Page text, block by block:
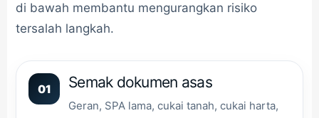
di bawah membantu mengurangkan risiko
tersalah langkah.
01 Semak dokumen asas
Geran, SPA lama, cukai tanah, cukai harta,